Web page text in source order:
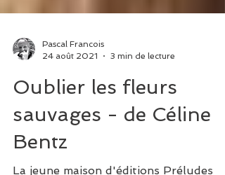
24 août 2021
3 min de lecture
Oublier les fleurs
sauvages - de Céline
Bentz